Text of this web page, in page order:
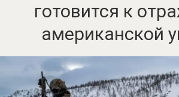
готовится к
американской